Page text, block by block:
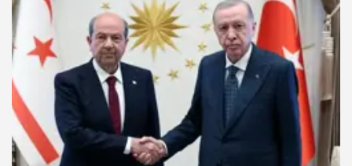
16.03.2025 Gündem